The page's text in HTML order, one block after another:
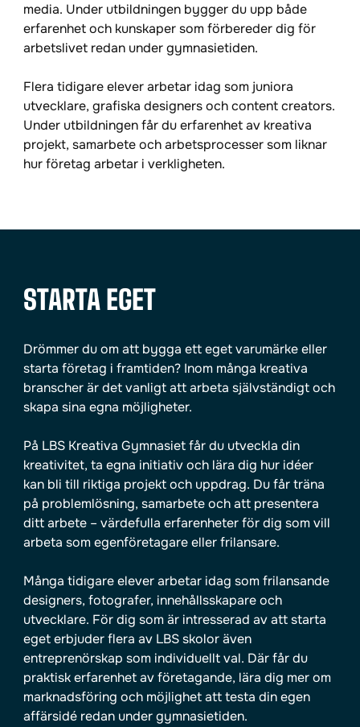
media. Under utbildningen bygger du upp både
erfarenhet och kunskaper som förbereder dig för
arbetslivet redan under gymnasietiden.
Flera tidigare elever arbetar idag som juniora
utvecklare, grafiska designers och content creators.
Under utbildningen får du erfarenhet av kreativa
projekt, samarbete och arbetsprocesser som liknar
hur företag arbetar i verkligheten.
STARTA EGET
Drömmer du om att bygga ett eget varumärke eller
starta företag i framtiden? Inom många kreativa
branscher är det vanligt att arbeta självständigt och
skapa sina egna möjligheter.
På LBS Kreativa Gymnasiet får du utveckla din
kreativitet, ta egna initiativ och lära dig hur idéer
kan bli till riktiga projekt och uppdrag. Du får träna
på problemlösning, samarbete och att presentera
ditt arbete – värdefulla erfarenheter för dig som vill
arbeta som egenföretagare eller frilansare.
Många tidigare elever arbetar idag som frilansande
designers, fotografer, innehållsskapare och
utvecklare. För dig som är intresserad av att starta
eget erbjuder flera av LBS skolor även
entreprenörskap som individuellt val. Där får du
praktisk erfarenhet av företagande, lära dig mer om
marknadsföring och möjlighet att testa din egen
affärsidé redan under gymnasietiden.